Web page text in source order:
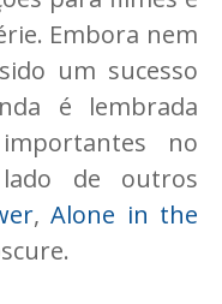
Embora nem
um sucesso
é lembrada
no
de outros
,Alone in the